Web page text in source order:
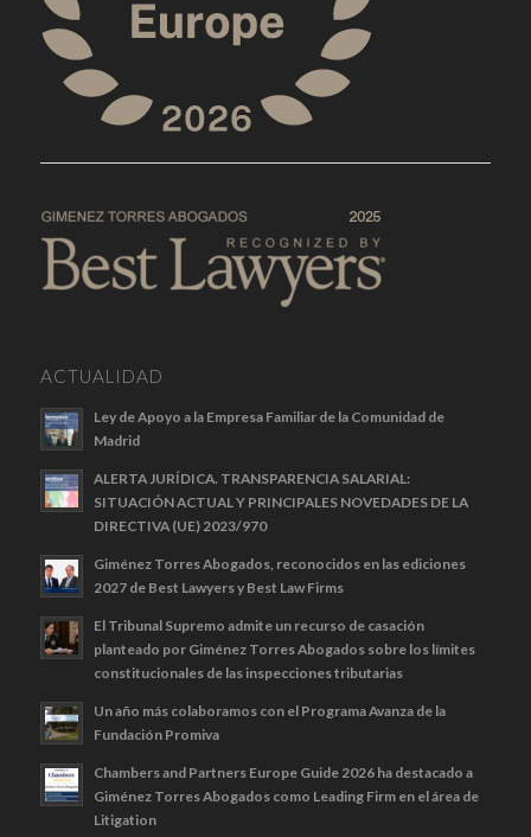
ACTUALIDAD
Ley de Apoyo a la Empresa Familiar de la Comunidad de
Madrid
ALERTA JURÍDICA. TRANSPARENCIA SALARIAL:
SITUACIÓN ACTUAL Y PRINCIPALES NOVEDADES DE LA
DIRECTIVA (UE) 2023/970
Giménez Torres Abogados, reconocidos en las ediciones
2027 de Best Lawyers y Best Law Firms
El Tribunal Supremo admite un recurso de casación
planteado por Giménez Torres Abogados sobre los límites
constitucionales de las inspecciones tributarias
Un año más colaboramos con el Programa Avanza de la
Fundación Promiva
Chambers and Partners Europe Guide 2026 ha destacado a
Giménez Torres Abogados como Leading Firm en el área de
Litigation